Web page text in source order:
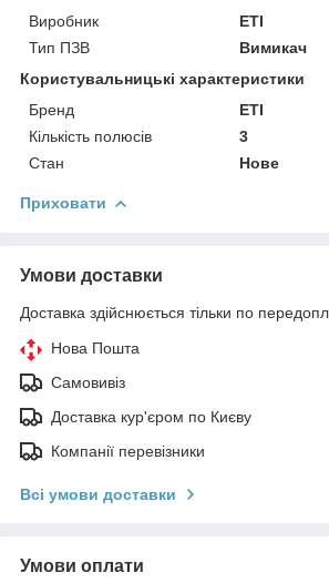
Виробник
ETI
Тип ПЗВ
Вимикач
Користувальницькі характеристики
Бренд
ETI
Кількість полюсів
3
Стан
Нове
Приховати
Умови доставки
Доставка здійснюється тільки по
Нова Пошта
Самовивіз
Доставка кур'єром по Києву
Компанії перевізники
Всі умови доставки
Умови оплати